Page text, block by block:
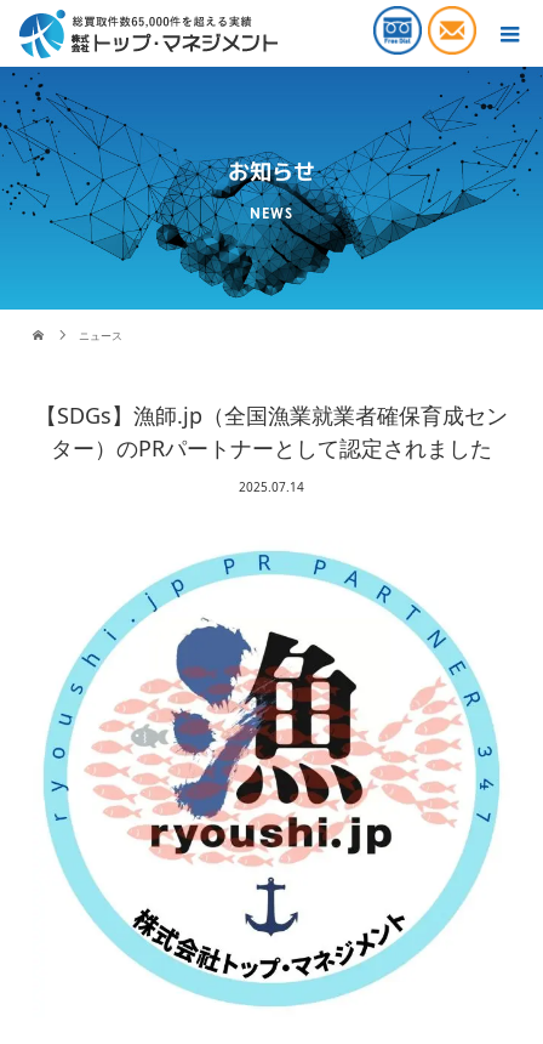
お知らせ
NEWS
ニュース
【SDGs】漁師.jp（全国漁業就業者確保育成セン
ター）のPRパートナーとして認定されました
2025.07.14